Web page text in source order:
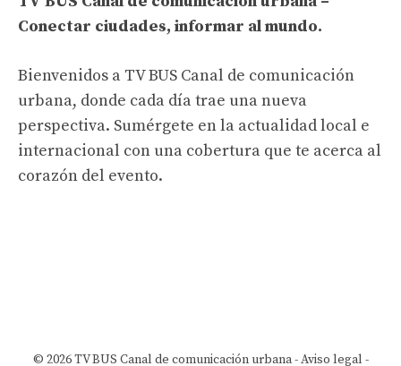
Conectar ciudades, informar al mundo.
Bienvenidos a TV BUS Canal de comunicación
urbana, donde cada día trae una nueva
perspectiva. Sumérgete en la actualidad local e
internacional con una cobertura que te acerca al
corazón del evento.
© 2026 TV BUS Canal de comunicación urbana -Aviso legal -